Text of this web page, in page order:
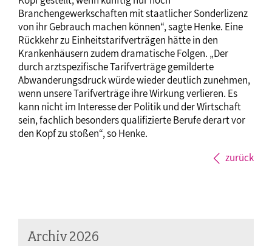
Branchengewerkschaften mit staatlicher Sonderlizenz
von ihr Gebrauch machen können“, sagte Henke. Eine
Rückkehr zu Einheitstarifverträgen hätte in den
Krankenhäusern zudem dramatische Folgen. „Der
durch arztspezifische Tarifverträge gemilderte
Abwanderungsdruck würde wieder deutlich zunehmen,
wenn unsere Tarifverträge ihre Wirkung verlieren. Es
kann nicht im Interesse der Politik und der Wirtschaft
sein, fachlich besonders qualifizierte Berufe derart vor
den Kopf zu stoßen“, so Henke.
zurück
Archiv 2026